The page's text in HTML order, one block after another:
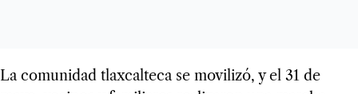
La comunidad tlaxcalteca se movilizó, y el 31 de